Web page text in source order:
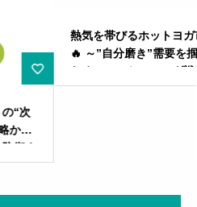
熱気を帯びるホットヨガ市場
🔥 ～”自分磨き”需要を掴む
ためのマーケティング戦略～